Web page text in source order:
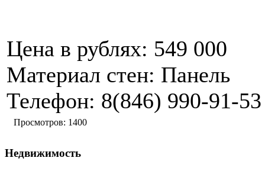
Цена в рублях: 549 000
Материал стен: Панель
Телефон: 8(846) 990-91-53
Просмотров: 1400
Недвижимость